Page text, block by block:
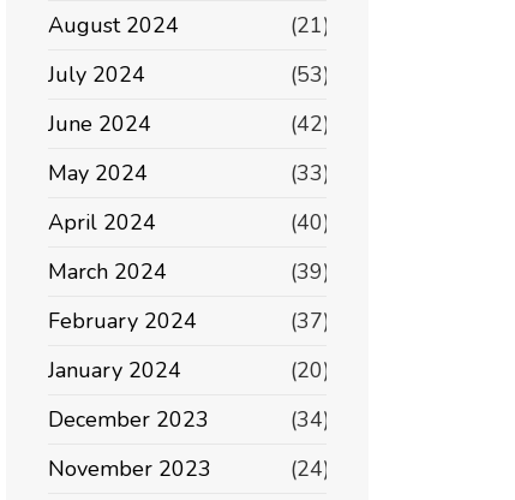
August 2024
(21)
July 2024
(53)
June 2024
(42)
May 2024
(33)
April 2024
(40)
March 2024
(39)
February 2024
(37)
January 2024
(20)
December 2023
(34)
November 2023
(24)